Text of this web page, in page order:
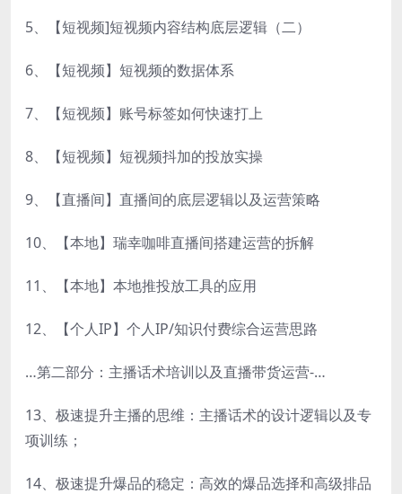
5、【短视频]短视频内容结构底层逻辑（二）
6、【短视频】短视频的数据体系
7、【短视频】账号标签如何快速打上
8、【短视频】短视频抖加的投放实操
9、【直播间】直播间的底层逻辑以及运营策略
10、【本地】瑞幸咖啡直播间搭建运营的拆解
11、【本地】本地推投放工具的应用
12、【个人IP】个人IP/知识付费综合运营思路
…第二部分：主播话术培训以及直播带货运营-…
13、极速提升主播的思维：主播话术的设计逻辑以及专
项训练；
14、极速提升爆品的稳定：高效的爆品选择和高级排品